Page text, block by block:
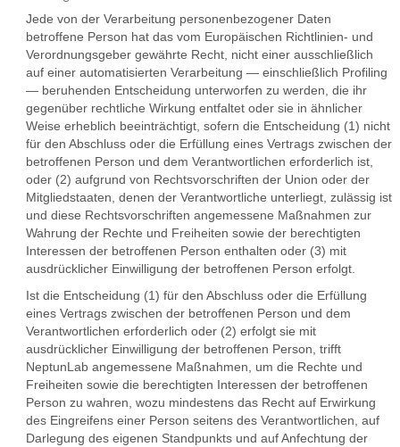
Jede von der Verarbeitung personenbezogener Daten
betroffene Person hat das vom Europäischen Richtlinien- und
Verordnungsgeber gewährte Recht, nicht einer ausschließlich
auf einer automatisierten Verarbeitung — einschließlich Profiling
— beruhenden Entscheidung unterworfen zu werden, die ihr
gegenüber rechtliche Wirkung entfaltet oder sie in ähnlicher
Weise erheblich beeinträchtigt, sofern die Entscheidung (1) nicht
für den Abschluss oder die Erfüllung eines Vertrags zwischen der
betroffenen Person und dem Verantwortlichen erforderlich ist,
oder (2) aufgrund von Rechtsvorschriften der Union oder der
Mitgliedstaaten, denen der Verantwortliche unterliegt, zulässig ist
und diese Rechtsvorschriften angemessene Maßnahmen zur
Wahrung der Rechte und Freiheiten sowie der berechtigten
Interessen der betroffenen Person enthalten oder (3) mit
ausdrücklicher Einwilligung der betroffenen Person erfolgt.
Ist die Entscheidung (1) für den Abschluss oder die Erfüllung
eines Vertrags zwischen der betroffenen Person und dem
Verantwortlichen erforderlich oder (2) erfolgt sie mit
ausdrücklicher Einwilligung der betroffenen Person, trifft
NeptunLab angemessene Maßnahmen, um die Rechte und
Freiheiten sowie die berechtigten Interessen der betroffenen
Person zu wahren, wozu mindestens das Recht auf Erwirkung
des Eingreifens einer Person seitens des Verantwortlichen, auf
Darlegung des eigenen Standpunkts und auf Anfechtung der